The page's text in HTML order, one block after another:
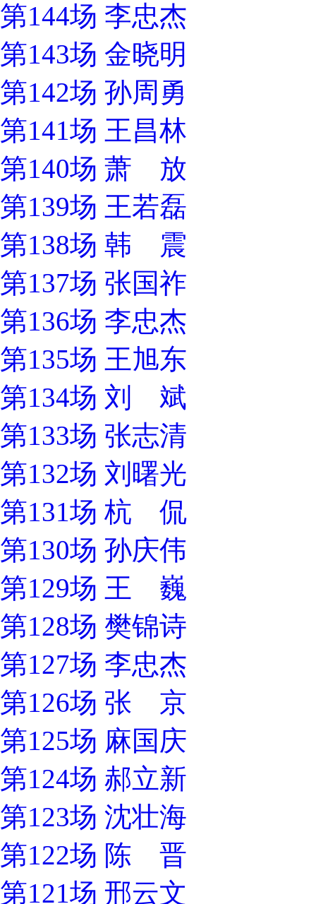
第144场 李忠杰
第143场 金晓明
第142场 孙周勇
第141场 王昌林
第140场 萧 放
第139场 王若磊
第138场 韩 震
第137场 张国祚
第136场 李忠杰
第135场 王旭东
第134场 刘 斌
第133场 张志清
第132场 刘曙光
第131场 杭 侃
第130场 孙庆伟
第129场 王 巍
第128场 樊锦诗
第127场 李忠杰
第126场 张 京
第125场 麻国庆
第124场 郝立新
第123场 沈壮海
第122场 陈 晋
第121场 邢云文